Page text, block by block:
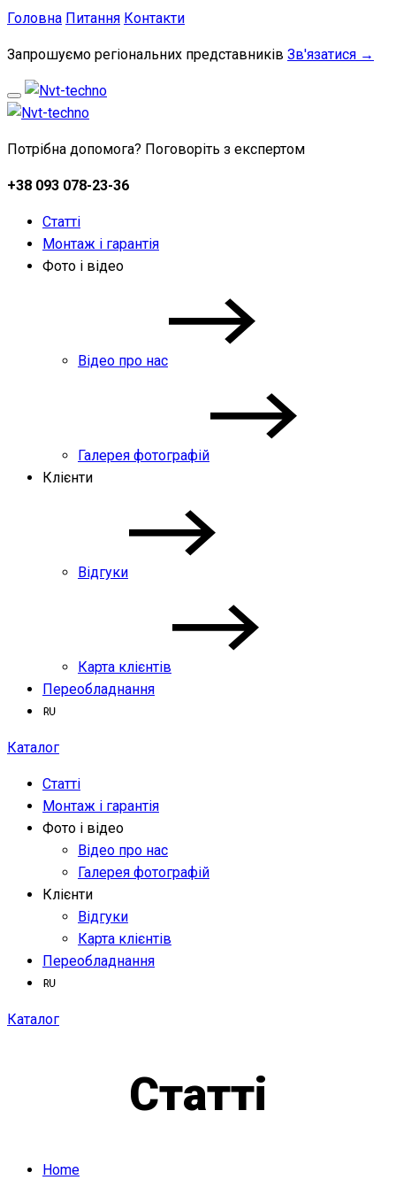
Головна Питання Контакти
Запрошуємо регіональних представників Зв'язатися →
Потрібна допомога? Поговоріть з експертом
+38 093 078-23-36
Статті
Монтаж і гарантія
Фото і відео
Відео про нас
Галерея фотографій
Клієнти
Відгуки
Карта клієнтів
Переобладнання
Каталог
Статті
Монтаж і гарантія
Фото і відео
Відео про нас
Галерея фотографій
Клієнти
Відгуки
Карта клієнтів
Переобладнання
Каталог
Статті
Home